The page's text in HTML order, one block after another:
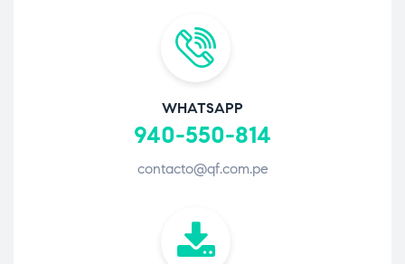
WHATSAPP
940-550-814
contacto@qf.com.pe